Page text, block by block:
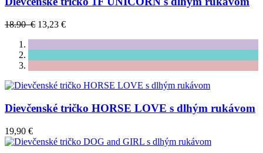
18.90 € 13,23 €
Dievčenské tričko HORSE LOVE s dlhým rukávom
19,90 €